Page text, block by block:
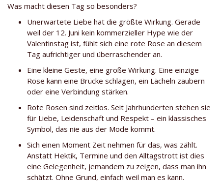
Was macht diesen Tag so besonders?
Unerwartete Liebe hat die größte Wirkung. Gerade
weil der 12. Juni kein kommerzieller Hype wie der
Valentinstag ist, fühlt sich eine rote Rose an diesem
Tag aufrichtiger und überraschender an.
Eine kleine Geste, eine große Wirkung. Eine einzige
Rose kann eine Brücke schlagen, ein Lächeln zaubern
oder eine Verbindung stärken.
Rote Rosen sind zeitlos. Seit Jahrhunderten stehen sie
für Liebe, Leidenschaft und Respekt – ein klassisches
Symbol, das nie aus der Mode kommt.
Sich einen Moment Zeit nehmen für das, was zählt.
Anstatt Hektik, Termine und den Alltagstrott ist dies
eine Gelegenheit, jemandem zu zeigen, dass man ihn
schätzt. Ohne Grund, einfach weil man es kann.